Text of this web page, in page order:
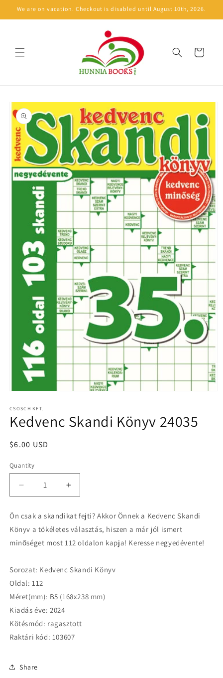
Skip to
We are on vacation. Checkout is disabled until August 10th, 2026.
Cart
Skip to
product
information
1
in
modal
CSOSCH KFT.
Kedvenc Skandi Könyv 24035
Regular
$6.00 USD
Quantity
Quantity
Decrease
quantity
Kedvenc
Skandi
Könyv
Increase
quantity
Kedvenc
Skandi
Könyv
Ön csak a skandikat fejti? Akkor Önnek a Kedvenc Skandi
Könyv a tökéletes választás, hiszen a már jól ismert
minőséget most 112 oldalon kapja! Keresse negyedévente!
Sorozat: Kedvenc Skandi Könyv
Oldal: 112
Méret(mm): B5 (168x238 mm)
Kiadás éve: 2024
Kötésmód: ragasztott
Raktári kód: 103607
Share